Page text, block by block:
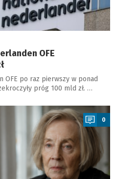
OFE
OFE po raz pierwszy w ponad
próg 100 mld zł. …
0